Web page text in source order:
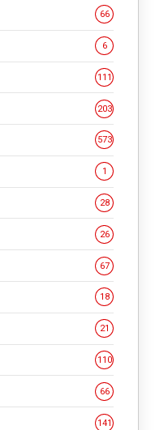
66
6
111
203
573
1
28
26
67
18
21
110
66
141